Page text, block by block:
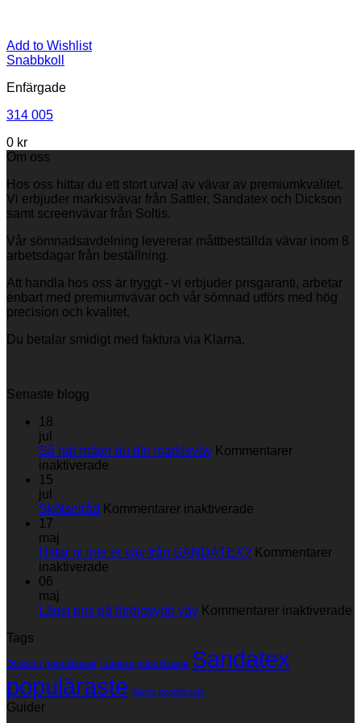
Add to Wishlist
Snabbkoll
Enfärgade
314 005
0 kr
Om oss
Hos oss hittar du ett stort urval av vävar av premiumkvalitet.
Vi erbjuder markisvävar från Sattler, Sandatex och Dickson
samt screenvävar från Soltis.
Vår sömnadsavdelning levererar måttbeställda vävar inom 8
arbetsdagar från beställning.
Att handla hos oss är tryggt - vi erbjuder prisgaranti, arbetar
enbart med premiumvävar och vår sömnad utförs med hög
precision och kvalitet.
Du betalar smidigt med faktura via Klarna.
Senaste blogg
18
jul
Så här mäter du din markisväv Kommentarer
inaktiverade
mäter
markisväv
15
jul
Skötselråd Kommentarer inaktiverade
17
maj
Hittar ni inte er väv från SANDATEX? Kommentarer
inaktiverade
inte
SANDATEX?
06
maj
Lägst pris på färdigsydd väv Kommentarer inaktiverade
Tags
Dickson populäraste Lumera populäraste Sandatex
populäraste Sattler populäraste
Guider